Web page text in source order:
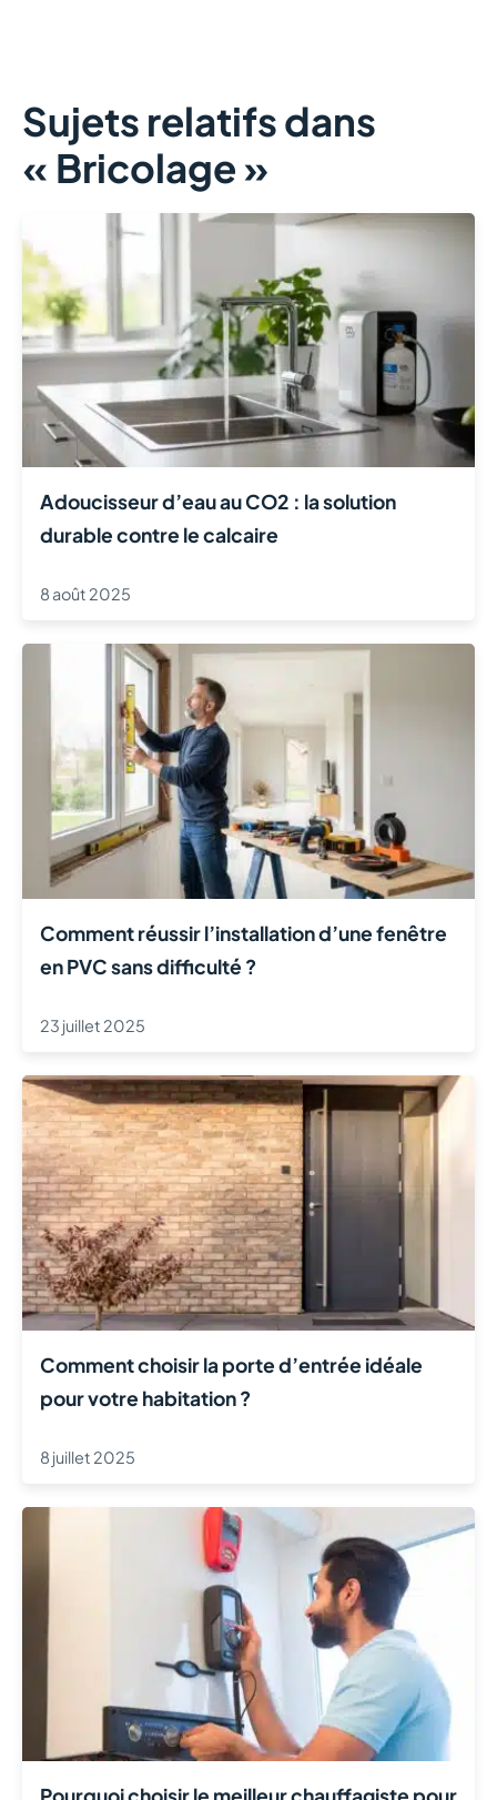
Sujets relatifs dans
« Bricolage »
Adoucisseur d’eau au CO2 : la solution
durable contre le calcaire
8 août 2025
Comment réussir l’installation d’une fenêtre
en PVC sans difficulté ?
23 juillet 2025
Comment choisir la porte d’entrée idéale
pour votre habitation ?
8 juillet 2025